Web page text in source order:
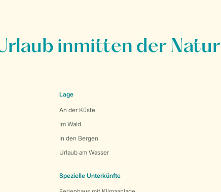
inmitten der Natur
Lage
An der Küste
Im Wald
In den Bergen
Urlaub am Wasser
Spezielle Unterkünfte